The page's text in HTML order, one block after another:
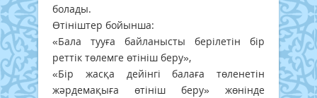
болады.
Өтініштер бойынша:
«Бала тууға байланысты берілетін бір
реттік төлемге өтініш беру»,
«Бір жасқа дейінгі балаға төленетін
жәрдемақыға өтініш беру» жөнінде